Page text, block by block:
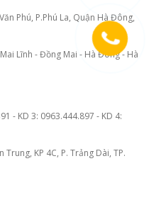
Phú, P.Phú La, Quận Hà Đông,
Lĩnh - Đồng Mai - Hà Đông - Hà
- KD 3: 0963.444.897 - KD 4:
Trung, KP 4C, P. Trảng Dài, TP.